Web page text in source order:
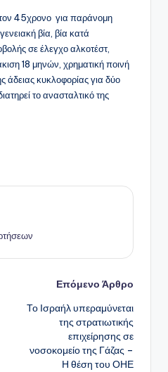
τον 45χρονο για παράνομη
βία, βία κατά
σε έλεγχο αλκοτέστ,
18 μηνών, χρηματική ποινή
άδειας κυκλοφορίας για δύο
το ανασταλτικό της
Επόμενο Άρθρο
Το Ισραήλ υπεραμύνεται
της στρατιωτικής
επιχείρησης σε
νοσοκομείο της Γάζας –
Η θέση του ΟΗΕ